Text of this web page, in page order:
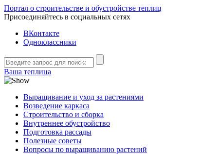
Портал о строительстве и обустройстве теплиц
Присоединяйтесь в социальных сетях
ВКонтакте
Одноклассники
Ваша теплица
Выращивание и уход за растениями
Возведение каркаса
Строительство и сборка
Внутреннее обустройство
Подготовка рассады
Полезные советы
Вопросы по выращиванию растений